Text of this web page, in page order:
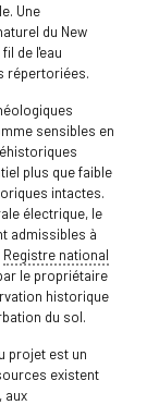
Une
du New
de l'eau
répertoriées.
sensibles en
plus que faible
intactes.
électrique, le
admissibles à
Registre national
le propriétaire
historique
du sol.
projet est un
existent
aux